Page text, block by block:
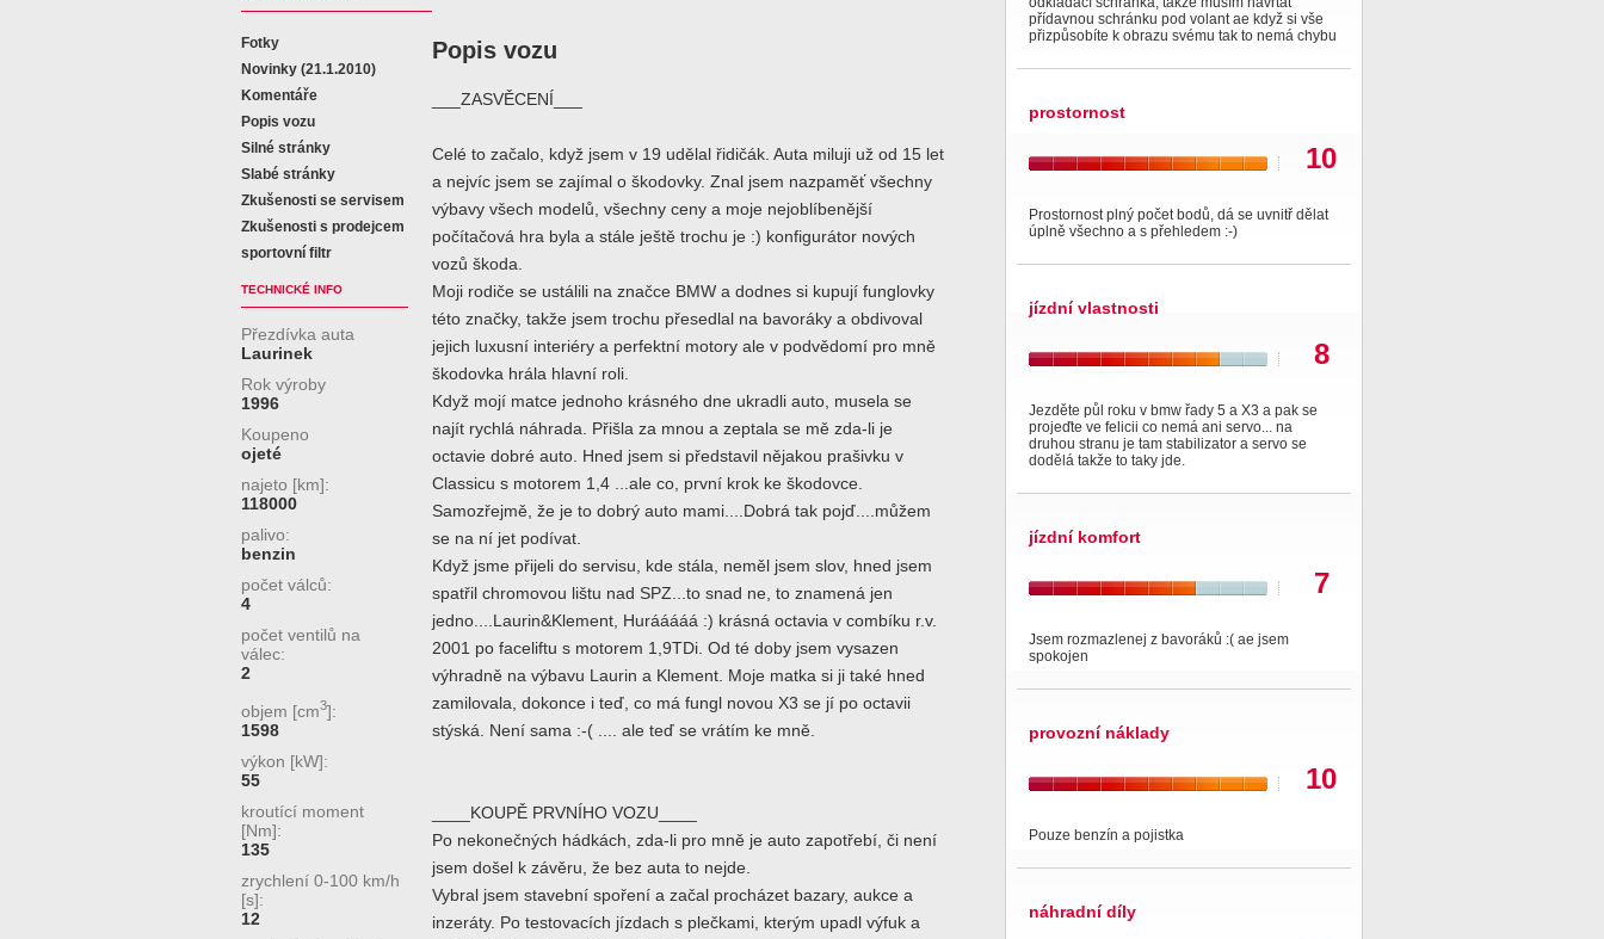
Fotky
Novinky (21.1.2010)
Komentáře
Popis vozu
Silné stránky
Slabé stránky
Zkušenosti se servisem
Zkušenosti s prodejcem
sportovní filtr
TECHNICKÉ INFO
Přezdívka auta
Laurinek
Rok výroby
1996
Koupeno
ojeté
najeto [km]:
118000
palivo:
benzin
počet válců:
4
počet ventilů na
válec:
2
objem [cm3]:
1598
výkon [kW]:
55
kroutící moment
[Nm]:
135
zrychlení 0-100 km/h
[s]:
12
Popis vozu
___ZASVĚCENÍ___
Celé to začalo, když jsem v 19 udělal řidičák. Auta miluji už od 15 let
a nejvíc jsem se zajímal o škodovky. Znal jsem nazpaměť všechny
výbavy všech modelů, všechny ceny a moje nejoblíbenější
počítačová hra byla a stále ještě trochu je :) konfigurátor nových
vozů škoda.
Moji rodiče se ustálili na značce BMW a dodnes si kupují funglovky
této značky, takže jsem trochu přesedlal na bavoráky a obdivoval
jejich luxusní interiéry a perfektní motory ale v podvědomí pro mně
škodovka hrála hlavní roli.
Když mojí matce jednoho krásného dne ukradli auto, musela se
najít rychlá náhrada. Přišla za mnou a zeptala se mě zda-li je
octavie dobré auto. Hned jsem si představil nějakou prašivku v
Classicu s motorem 1,4 ...ale co, první krok ke škodovce.
Samozřejmě, že je to dobrý auto mami....Dobrá tak pojď....můžem
se na ní jet podívat.
Když jsme přijeli do servisu, kde stála, neměl jsem slov, hned jsem
spatřil chromovou lištu nad SPZ...to snad ne, to znamená jen
jedno....Laurin&Klement, Hurááááá :) krásná octavia v combíku r.v.
2001 po faceliftu s motorem 1,9TDi. Od té doby jsem vysazen
výhradně na výbavu Laurin a Klement. Moje matka si ji také hned
zamilovala, dokonce i teď, co má fungl novou X3 se jí po octavii
stýská. Není sama :-( .... ale teď se vrátím ke mně.
____KOUPĚ PRVNÍHO VOZU____
Po nekonečných hádkách, zda-li pro mně je auto zapotřebí, či není
jsem došel k závěru, že bez auta to nejde.
Vybral jsem stavební spoření a začal procházet bazary, aukce a
inzeráty. Po testovacích jízdach s plečkami, kterým upadl výfuk a
přídavnou schránku pod volant ae když si vše
přizpůsobíte k obrazu svému tak to nemá chybu
prostornost
10
Prostornost plný počet bodů, dá se uvnitř dělat
úplně všechno a s přehledem :-)
jízdní vlastnosti
8
Jezděte půl roku v bmw řady 5 a X3 a pak se
projeďte ve felicii co nemá ani servo... na
druhou stranu je tam stabilizator a servo se
dodělá takže to taky jde.
jízdní komfort
7
Jsem rozmazlenej z bavoráků :( ae jsem
spokojen
provozní náklady
10
Pouze benzín a pojistka
náhradní díly